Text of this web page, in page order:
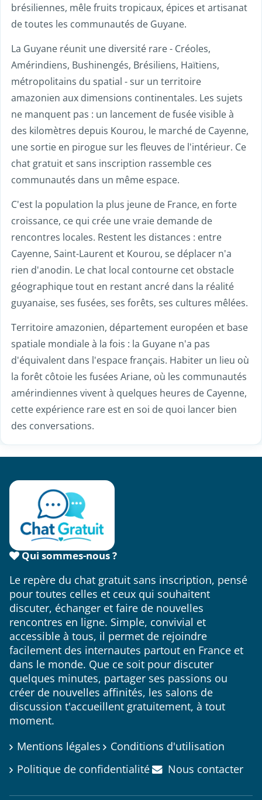
brésiliennes, mêle fruits tropicaux, épices et artisanat
de toutes les communautés de Guyane.
La Guyane réunit une diversité rare - Créoles,
Amérindiens, Bushinengés, Brésiliens, Haïtiens,
métropolitains du spatial - sur un territoire
amazonien aux dimensions continentales. Les sujets
ne manquent pas : un lancement de fusée visible à
des kilomètres depuis Kourou, le marché de Cayenne,
une sortie en pirogue sur les fleuves de l'intérieur. Ce
chat gratuit et sans inscription rassemble ces
communautés dans un même espace.
C'est la population la plus jeune de France, en forte
croissance, ce qui crée une vraie demande de
rencontres locales. Restent les distances : entre
Cayenne, Saint-Laurent et Kourou, se déplacer n'a
rien d'anodin. Le chat local contourne cet obstacle
géographique tout en restant ancré dans la réalité
guyanaise, ses fusées, ses forêts, ses cultures mêlées.
Territoire amazonien, département européen et base
spatiale mondiale à la fois : la Guyane n'a pas
d'équivalent dans l'espace français. Habiter un lieu où
la forêt côtoie les fusées Ariane, où les communautés
amérindiennes vivent à quelques heures de Cayenne,
cette expérience rare est en soi de quoi lancer bien
des conversations.
Qui sommes-nous ?
Le repère du chat gratuit sans inscription, pensé
pour toutes celles et ceux qui souhaitent
discuter, échanger et faire de nouvelles
rencontres en ligne. Simple, convivial et
accessible à tous, il permet de rejoindre
facilement des internautes partout en France et
dans le monde. Que ce soit pour discuter
quelques minutes, partager ses passions ou
créer de nouvelles affinités, les salons de
discussion t'accueillent gratuitement, à tout
moment.
Mentions légales
Conditions d'utilisation
Politique de confidentialité
Nous contacter